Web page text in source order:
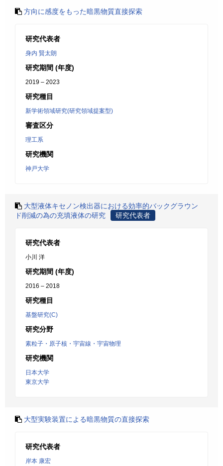
方向に感度をもった暗黒物質直接探索
研究代表者
身内 賢太朗
研究期間 (年度)
2019 – 2023
研究種目
新学術領域研究(研究領域提案型)
審査区分
理工系
研究機関
神戸大学
大型液体キセノン検出器における効率的バックグラウン
ド削減の為の充填液体の研究
研究代表者
研究代表者
小川 洋
研究期間 (年度)
2016 – 2018
研究種目
基盤研究(C)
研究分野
素粒子・原子核・宇宙線・宇宙物理
研究機関
日本大学
東京大学
大型実験装置による暗黒物質の直接探索
研究代表者
岸本 康宏